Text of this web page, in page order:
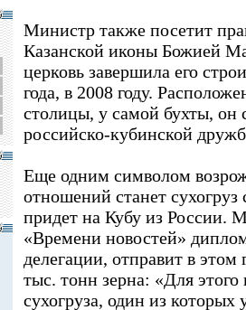
Министр также посетит
Казанской иконы Божией
церковь завершила его
года, в 2008 году.
столицы, у самой бухты, он
российско-кубинской
Еще одним символом
отношений станет
придет на Кубу из России.
«Времени новостей»
делегации, отправит в этом
тыс. тонн зерна: «Для
сухогруза, один из которых